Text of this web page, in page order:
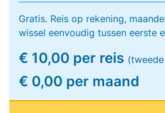
Gratis. Reis op rekening,
wissel eenvoudig tussen eerste
€ 10,00 per reis
€ 0,00 per maand